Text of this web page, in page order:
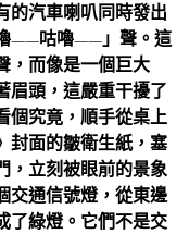
的汽車喇叭同時發出
——咕嚕——」聲。這
，而像是一個巨大
眉頭，這嚴重干擾了
個究竟，順手從桌上
封面的皺衛生紙，塞
，立刻被眼前的景象
交通信號燈，從東邊
了綠燈。它們不是交